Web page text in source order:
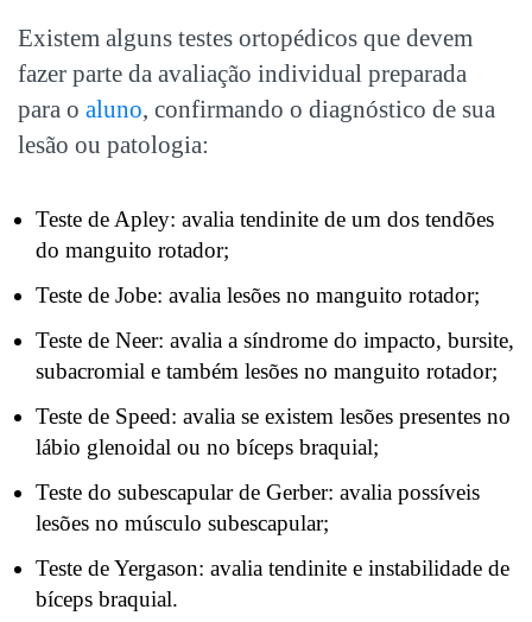
Existem alguns testes ortopédicos que devem
fazer parte da avaliação individual preparada
para o aluno, confirmando o diagnóstico de sua
lesão ou patologia:
Teste de Apley: avalia tendinite de um dos tendões
do manguito rotador;
Teste de Jobe: avalia lesões no manguito rotador;
Teste de Neer: avalia a síndrome do impacto, bursite,
subacromial e também lesões no manguito rotador;
Teste de Speed: avalia se existem lesões presentes no
lábio glenoidal ou no bíceps braquial;
Teste do subescapular de Gerber: avalia possíveis
lesões no músculo subescapular;
Teste de Yergason: avalia tendinite e instabilidade de
bíceps braquial.